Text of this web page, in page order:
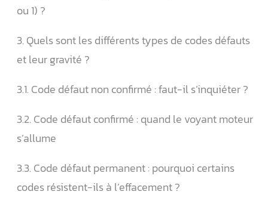
ou 1) ?
3. Quels sont les différents types de codes défauts
et leur gravité ?
3.1. Code défaut non confirmé : faut-il s’inquiéter ?
3.2. Code défaut confirmé : quand le voyant moteur
s’allume
3.3. Code défaut permanent : pourquoi certains
codes résistent-ils à l’effacement ?